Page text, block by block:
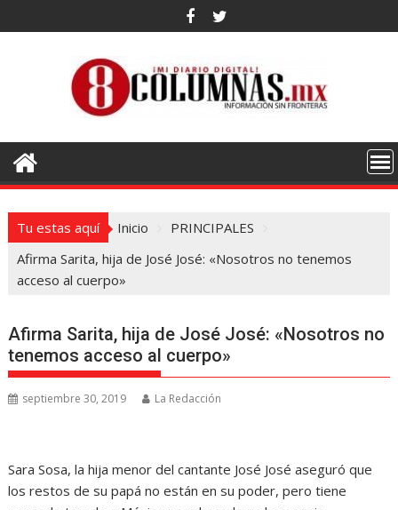
al
Tu estas aquí Inicio
PRINCIPALES
Afirma Sarita, hija de José José: «Nosotros no tenemos
acceso al cuerpo»
Afirma Sarita, hija de José José: «Nosotros no
tenemos acceso al cuerpo»
septiembre 30, 2019 La Redacción
Sara Sosa, la hija menor del cantante José José aseguró que
los restos de su papá no están en su poder, pero tiene